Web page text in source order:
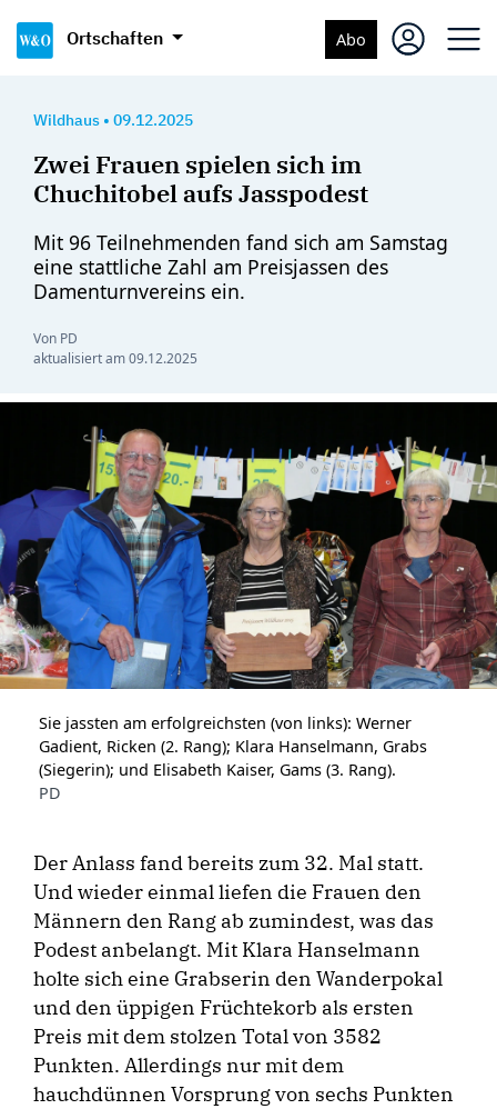
Ortschaften Abo
Wildhaus • 09.12.2025
Zwei Frauen spielen sich im
Chuchitobel aufs Jasspodest
Mit 96 Teilnehmenden fand sich am Samstag
eine stattliche Zahl am Preisjassen des
Damenturnvereins ein.
Von PD
aktualisiert am09.12.2025
Sie jassten am erfolgreichsten (von links): Werner
Gadient, Ricken (2. Rang); Klara Hanselmann, Grabs
(Siegerin); und Elisabeth Kaiser, Gams (3. Rang).
PD
Der Anlass fand bereits zum 32. Mal statt.
Und wieder einmal liefen die Frauen den
Männern den Rang ab zumindest, was das
Podest anbelangt. Mit Klara Hanselmann
holte sich eine Grabserin den Wanderpokal
und den üppigen Früchtekorb als ersten
Preis mit dem stolzen Total von 3582
Punkten. Allerdings nur mit dem
hauchdünnen Vorsprung von sechs Punkten